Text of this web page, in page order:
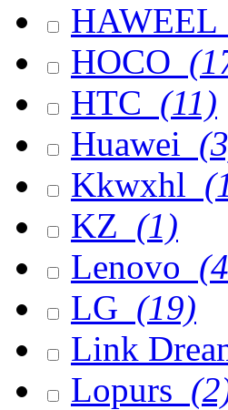
HAWEEL
HOCO
HTC (11)
Huawei
Kkwxhl
KZ (1)
Lenovo
LG (19)
Link
Lopurs